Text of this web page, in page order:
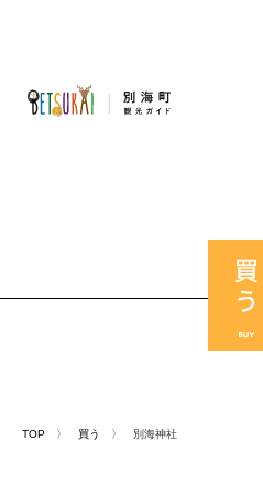
TOP 〉 買う 〉 別海神社